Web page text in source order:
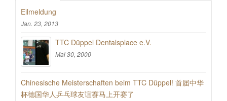
Eilmeldung
Jan. 23, 2013
TTC Düppel Dentalsplace e.V.
Mai 30, 2000
Chinesische Meisterschaften beim TTC Düppel! 首届中华
杯德国华人乒乓球友谊赛马上开赛了